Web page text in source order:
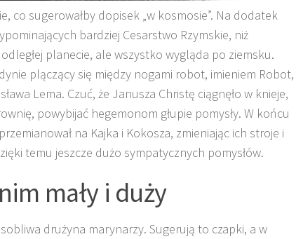
co sugerowałby dopisek „w kosmosie”. Na dodatek
bardziej Cesarstwo Rzymskie, niż
planecie, ale wszystko wygląda po ziemsku.
plączący się między nogami robot, imieniem Robot,
Lema. Czuć, że Janusza Christę ciągnęło w knieje,
powybijać hegemonom głupie pomysły. W końcu
na Kajka i Kokosza, zmieniając ich stroje i
temu jeszcze dużo sympatycznych pomysłów.
mały i duży
drużyna marynarzy. Sugerują to czapki, a w